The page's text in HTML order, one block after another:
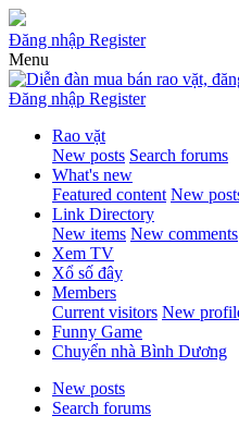
Đăng nhập Register
Menu
Đăng nhập Register
Rao vặt
New posts Search forums
What's new
Featured content New
Link Directory
New items New comments
Xem TV
Xổ số đây
Members
Current visitors New
Funny Game
Chuyển nhà Bình Dương
New posts
Search forums